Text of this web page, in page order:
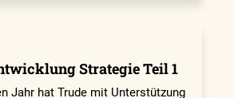
Strategie Teil 1
Jahr hat Trude mit Unterstützung